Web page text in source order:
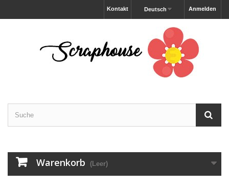
Anmelden
Deutsch
Kontakt
Warenkorb (Leer)